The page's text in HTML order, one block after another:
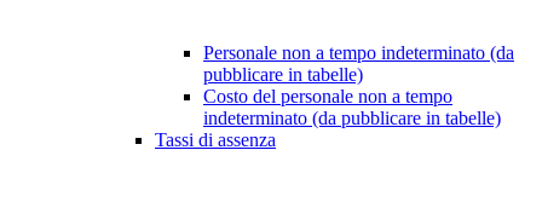
Personale non a tempo indeterminato (da
pubblicare in tabelle)
Costo del personale non a tempo
indeterminato (da pubblicare in tabelle)
Tassi di assenza